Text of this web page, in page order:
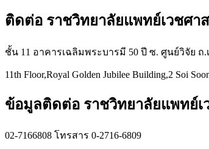
ติดต่อ ราชวิทยาลัยแพทย์เวชศา
ชั้น 11 อาคารเฉลิมพระบารมี 50 ปี ซ. ศูนย์วิจัย ถ.
11th Floor,Royal Golden Jubilee Building,2 Soi
ข้อมูลติดต่อ ราชวิทยาลัยแพทย์
02-7166808 โทรสาร 0-2716-6809